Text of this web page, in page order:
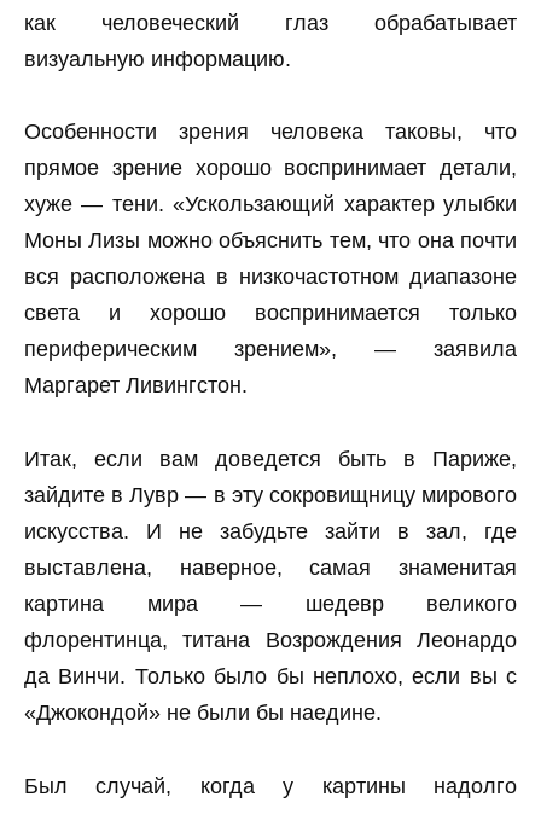
как человеческий глаз обрабатывает
визуальную информацию.
Особенности зрения человека таковы, что
прямое зрение хорошо воспринимает детали,
хуже — тени. «Ускользающий характер улыбки
Моны Лизы можно объяснить тем, что она почти
вся расположена в низкочастотном диапазоне
света и хорошо воспринимается только
периферическим зрением», — заявила
Маргарет Ливингстон.
Итак, если вам доведется быть в Париже,
зайдите в Лувр — в эту сокровищницу мирового
искусства. И не забудьте зайти в зал, где
выставлена, наверное, самая знаменитая
картина мира — шедевр великого
флорентинца, титана Возрождения Леонардо
да Винчи. Только было бы неплохо, если вы с
«Джокондой» не были бы наедине.
Был случай, когда у картины надолго